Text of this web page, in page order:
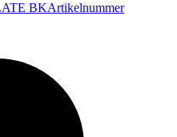
BKArtikelnummer